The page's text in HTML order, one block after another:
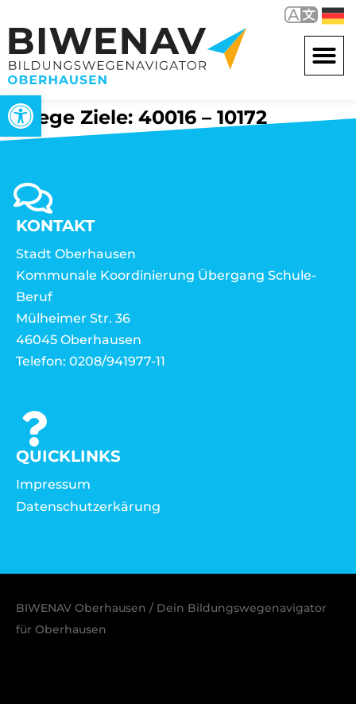
Werkzeugleiste öffnen
Wege Ziele: 40016 – 10172
KONTAKT
Stadt Oberhausen
Kommunale Koordinierung Übergang Schule-
Beruf
Mülheimer Str. 36
46045 Oberhausen
Telefon: 0208/941977-11
QUICKLINKS
Impressum
Datenschutzerkärung
BIWENAV Oberhausen / Dein Bildungswegenavigator
für Oberhausen